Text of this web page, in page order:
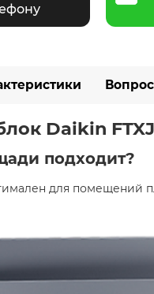
Daikin
подходит?
для помещений